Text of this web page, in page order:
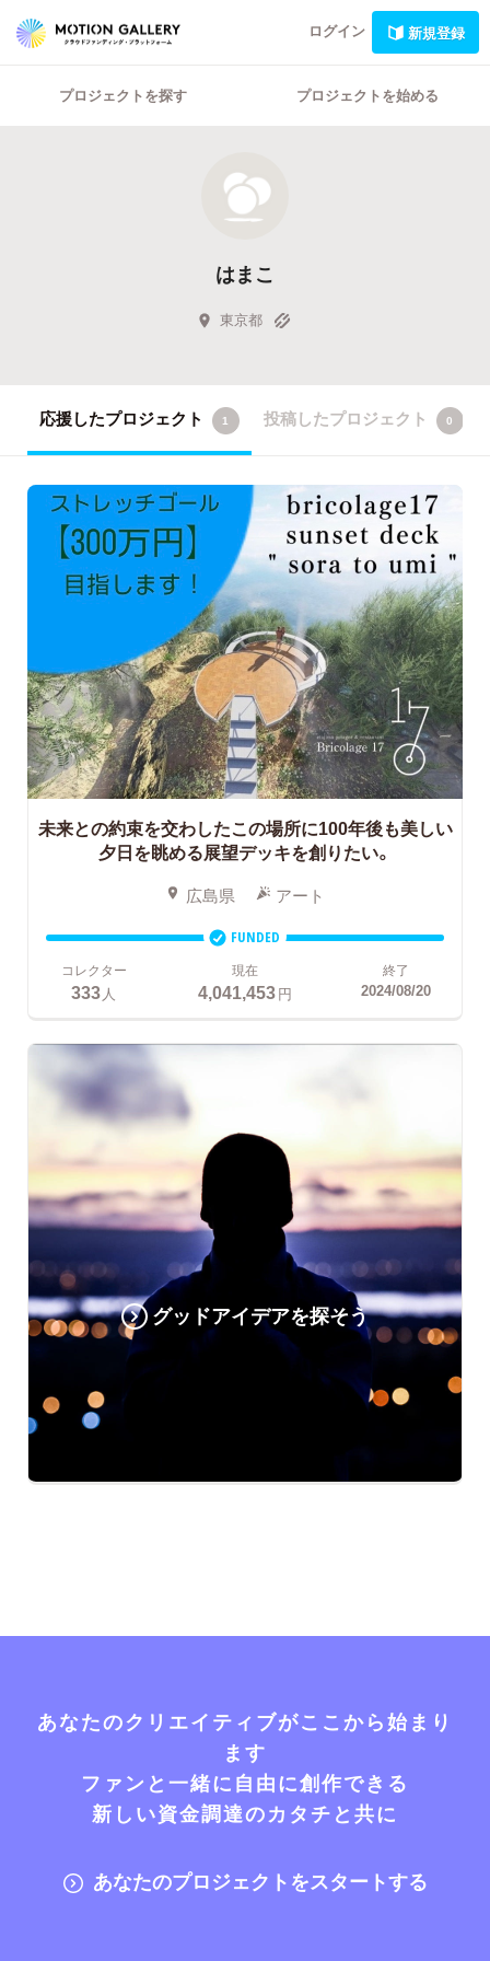
ログイン 新規登録
プロジェクトを探す プロジェクトを始める
はまこ
東京都
応援したプロジェクト 1 投稿したプロジェクト 0
未来との約束を交わしたこの場所に100年後も美しい
夕日を眺める展望デッキを創りたい。
広島県 アート
FUNDED
コレクター
333 人
現在
4,041,453円
終了
2024/08/20
グッドアイデアを探そう
あなたのクリエイティブがここから始まり
ます
ファンと一緒に自由に創作できる
新しい資金調達のカタチと共に
あなたのプロジェクトをスタートする